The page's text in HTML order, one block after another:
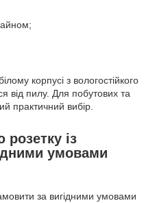
корпусі з вологостійкого
від пилу. Для побутових та
практичний вибір.
із
умовами
за вигідними умовами